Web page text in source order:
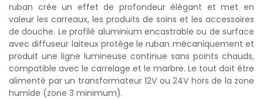
ruban crée un effet de profondeur élégant et met en
valeur les carreaux, les produits de soins et les accessoires
de douche. Le profilé aluminium encastrable ou de surface
avec diffuseur laiteux protège le ruban mécaniquement et
produit une ligne lumineuse continue sans points chauds,
compatible avec le carrelage et le marbre. Le tout doit être
alimenté par un transformateur 12V ou 24V hors de la zone
humide (zone 3 minimum).